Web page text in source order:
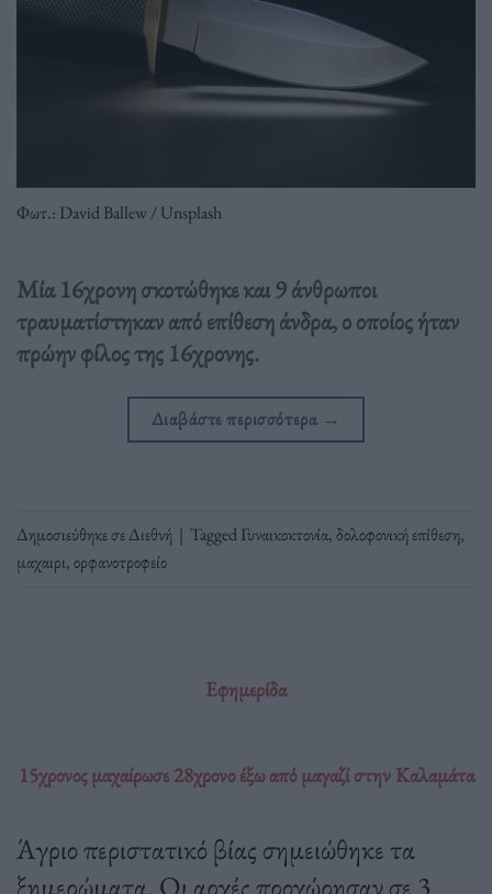
Φωτ.: David Ballew / Unsplash
Μία 16χρονη σκοτώθηκε και 9 άνθρωποι
τραυματίστηκαν από επίθεση άνδρα, ο οποίος ήταν
πρώην φίλος της 16χρονης.
Διαβάστε περισσότερα →
Δημοσιεύθηκε σεΔιεθνή | TaggedΓυναικοκτονία,δολοφονική επίθεση,
μαχαιρι,ορφανοτροφείο
Εφημερίδα
15χρονος μαχαίρωσε 28χρονο έξω από μαγαζί στην Καλαμάτα
Άγριο περιστατικό βίας σημειώθηκε τα
ξημερώματα. Οι αρχές προχώρησαν σε 3